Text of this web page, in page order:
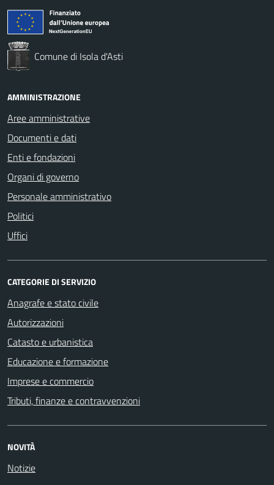
Comune di Isola d'Asti
AMMINISTRAZIONE
Aree amministrative
Documenti e dati
Enti e fondazioni
Organi di governo
Personale amministrativo
Politici
Uffici
CATEGORIE DI SERVIZIO
Anagrafe e stato civile
Autorizzazioni
Catasto e urbanistica
Educazione e formazione
Imprese e commercio
Tributi, finanze e contravvenzioni
NOVITÀ
Notizie